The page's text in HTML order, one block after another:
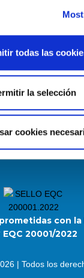
todas las
la selección
cookies
con la
EQC 20001/2022
| Todos los